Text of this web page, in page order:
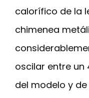
calorífico de la
chimenea
oscilar entre un
del modelo y